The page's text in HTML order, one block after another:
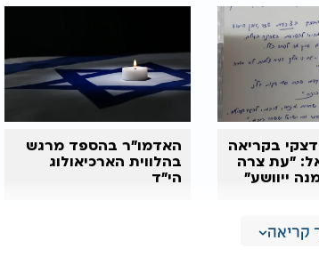
בקריאה
"עת צרה
ייוושע"
האדמו"ר בהספד מרגש
בהלווית הארכיאולוג
הי"ד
לבטל השנה את ההילולה במירון, בשל המצבקריאה